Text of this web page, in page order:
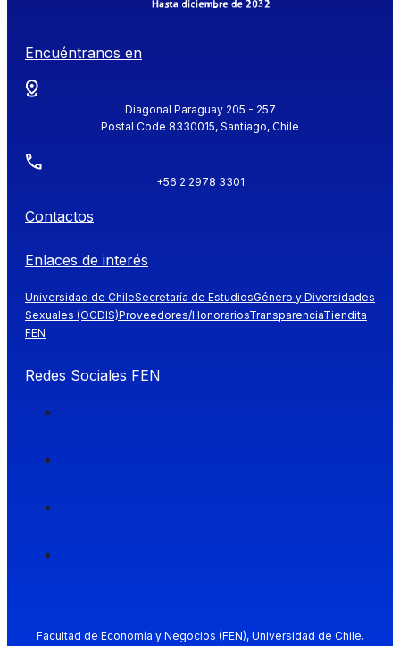
Encuéntranos en
Diagonal Paraguay 205 - 257
Postal Code 8330015, Santiago, Chile
+56 2 2978 3301
Contactos
Enlaces de interés
Universidad de ChileSecretaría de EstudiosGénero y Diversidades
Sexuales (OGDIS)Proveedores/HonorariosTransparenciaTiendita
FEN
Redes Sociales FEN
Facultad de Economía y Negocios (FEN), Universidad de Chile.